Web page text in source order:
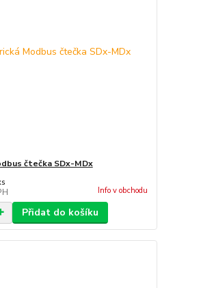
čtečka SDx-MDx
Info v obchodu
Přidat do košíku